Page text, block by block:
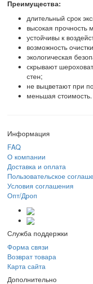
Преимущества:
длительный срок
высокая прочность
устойчивы к
возможность
экологическая
скрывают
стен;
не выцветают при
меньшая стоимость.
Информация
FAQ
О компании
Доставка и оплата
Пользовательское
Условия соглашения
Опт/Дроп
Служба поддержки
Форма связи
Возврат товара
Карта сайта
Дополнительно